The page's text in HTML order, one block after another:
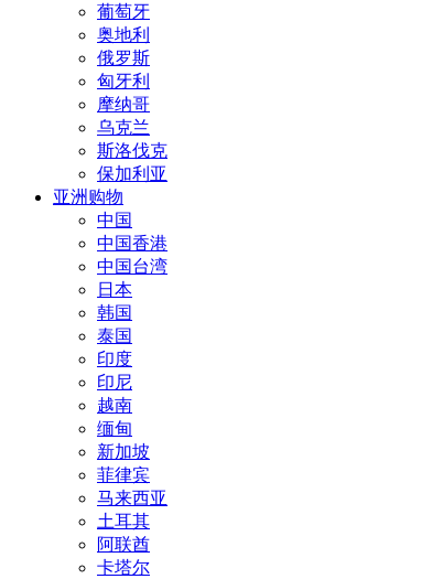
葡萄牙
奥地利
俄罗斯
匈牙利
摩纳哥
乌克兰
斯洛伐克
保加利亚
亚洲购物
中国
中国香港
中国台湾
日本
韩国
泰国
印度
印尼
越南
缅甸
新加坡
菲律宾
马来西亚
土耳其
阿联酋
卡塔尔